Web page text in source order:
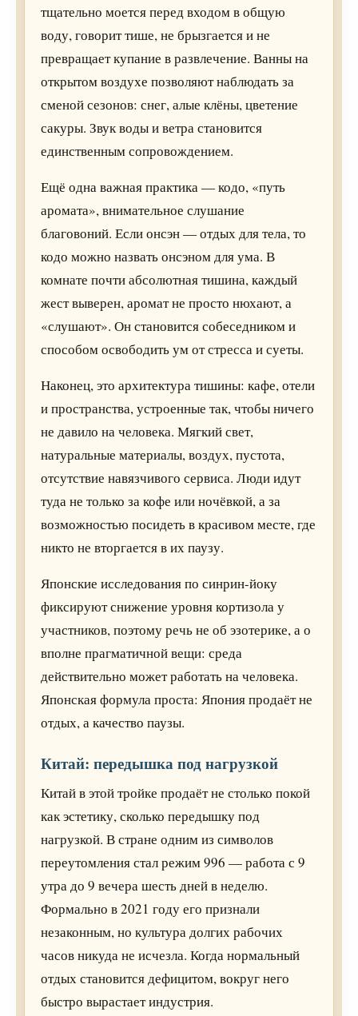
тщательно моется перед входом в общую
воду, говорит тише, не брызгается и не
превращает купание в развлечение. Ванны на
открытом воздухе позволяют наблюдать за
сменой сезонов: снег, алые клёны, цветение
сакуры. Звук воды и ветра становится
единственным сопровождением.
Ещё одна важная практика — кодо, «путь
аромата», внимательное слушание
благовоний. Если онсэн — отдых для тела, то
кодо можно назвать онсэном для ума. В
комнате почти абсолютная тишина, каждый
жест выверен, аромат не просто нюхают, а
«слушают». Он становится собеседником и
способом освободить ум от стресса и суеты.
Наконец, это архитектура тишины: кафе, отели
и пространства, устроенные так, чтобы ничего
не давило на человека. Мягкий свет,
натуральные материалы, воздух, пустота,
отсутствие навязчивого сервиса. Люди идут
туда не только за кофе или ночёвкой, а за
возможностью посидеть в красивом месте, где
никто не вторгается в их паузу.
Японские исследования по синрин-йоку
фиксируют снижение уровня кортизола у
участников, поэтому речь не об эзотерике, а о
вполне прагматичной вещи: среда
действительно может работать на человека.
Японская формула проста: Япония продаёт не
отдых, а качество паузы.
Китай: передышка под нагрузкой
Китай в этой тройке продаёт не столько покой
как эстетику, сколько передышку под
нагрузкой. В стране одним из символов
переутомления стал режим 996 — работа с 9
утра до 9 вечера шесть дней в неделю.
Формально в 2021 году его признали
незаконным, но культура долгих рабочих
часов никуда не исчезла. Когда нормальный
отдых становится дефицитом, вокруг него
быстро вырастает индустрия.